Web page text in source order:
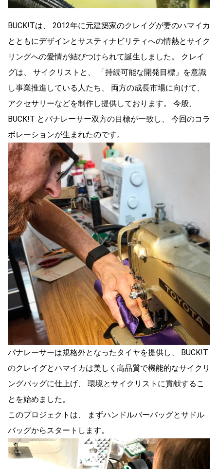
BUCK!Tは、 2012年に元建築家のクレイグが妻のハマイカ
とともにデザインとサスティナビリティへの情熱とサイク
リングへの愛情が結びつけられて誕生しました。 クレイ
グは、 サイクリストと、 「持続可能な開発目標」を意識
し事業推進している人たち、 両方の成長市場に向けて、
アクセサリーなどを制作し提供しております。 今般、
BUCK!T とパナレーサー双方の目標が一致し、 今回のコラ
ボレーションが生まれたのです。
パナレーサーは規格外となったタイヤを提供し、 BUCK!T
のクレイグとハマイカは美しく高品質で機能的なサイクリ
ングバッグに仕上げ、 環境とサイクリストに貢献するこ
とを始めました。
このプロジェクトは、 まずハンドルバーバッグとサドル
バッグからスタートします。